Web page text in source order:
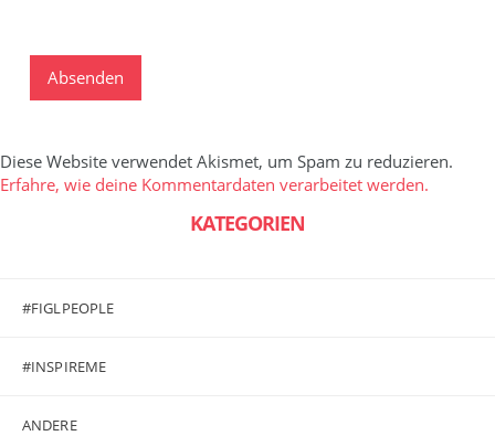
Diese Website verwendet Akismet, um Spam zu reduzieren.
Erfahre, wie deine Kommentardaten verarbeitet werden.
KATEGORIEN
#FIGLPEOPLE
#INSPIREME
ANDERE